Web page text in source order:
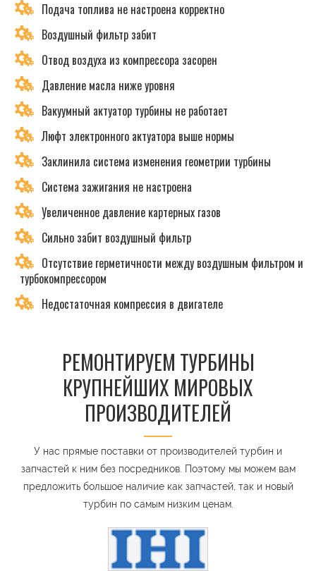
Подача топлива не настроена корректно
Воздушный фильтр забит
Отвод воздуха из компрессора засорен
Давление масла ниже уровня
Вакуумный актуатор турбины не работает
Люфт электронного актуатора выше нормы
Заклинила система изменения геометрии турбины
Система зажигания не настроена
Увеличенное давление картерных газов
Сильно забит воздушный фильтр
Отсутствие герметичности между воздушным фильтром и
турбокомпрессором
Недостаточная компрессия в двигателе
РЕМОНТИРУЕМ ТУРБИНЫ
КРУПНЕЙШИХ МИРОВЫХ
ПРОИЗВОДИТЕЛЕЙ
У нас прямые поставки от производителей турбин и
запчастей к ним без посредников. Поэтому мы можем вам
предложить большое наличие как запчастей, так и новый
турбин по самым низким ценам.